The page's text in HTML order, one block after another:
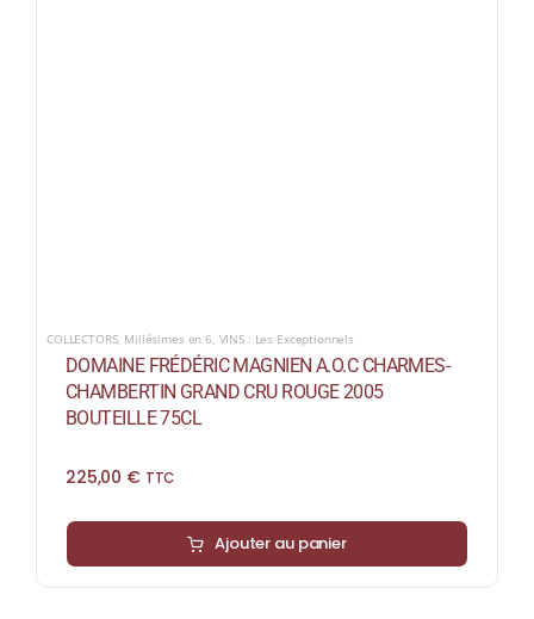
COLLECTORS, Millésimes en 6, VINS : Les Exceptionnels
DOMAINE FRÉDÉRIC MAGNIEN A.O.C CHARMES-
CHAMBERTIN GRAND CRU ROUGE 2005
BOUTEILLE 75CL
225,00 € TTC
Ajouter au panier